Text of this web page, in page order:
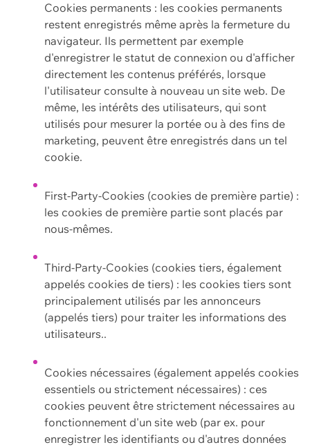
Cookies permanents : les cookies permanents
restent enregistrés même après la fermeture du
navigateur. Ils permettent par exemple
d'enregistrer le statut de connexion ou d'afficher
directement les contenus préférés, lorsque
l'utilisateur consulte à nouveau un site web. De
même, les intérêts des utilisateurs, qui sont
utilisés pour mesurer la portée ou à des fins de
marketing, peuvent être enregistrés dans un tel
cookie.
First-Party-Cookies (cookies de première partie) :
les cookies de première partie sont placés par
nous-mêmes.
Third-Party-Cookies (cookies tiers, également
appelés cookies de tiers) : les cookies tiers sont
principalement utilisés par les annonceurs
(appelés tiers) pour traiter les informations des
utilisateurs..
Cookies nécessaires (également appelés cookies
essentiels ou strictement nécessaires) : ces
cookies peuvent être strictement nécessaires au
fonctionnement d'un site web (par ex. pour
enregistrer les identifiants ou d'autres données